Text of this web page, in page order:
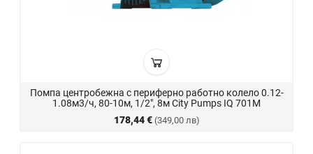
Помпа центробежна с периферно работно колело 0.12-
1.08м3/ч, 80-10м, 1/2", 8м City Pumps IQ 701M
178,44 € (349,00 лв)